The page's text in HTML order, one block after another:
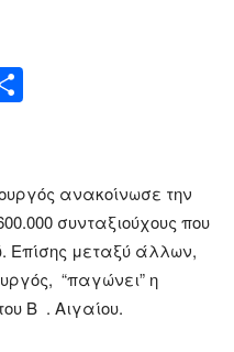
ανακοίνωσε την
συνταξιούχους που
Επίσης μεταξύ άλλων,
“παγώνει” η
Β . Αιγαίου.